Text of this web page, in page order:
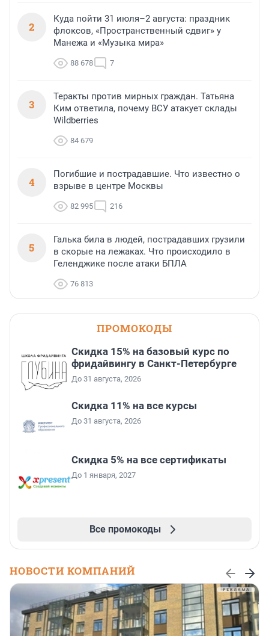
2
Куда пойти 31 июля–2 августа: праздник
флоксов, «Пространственный сдвиг» у
Манежа и «Музыка мира»
88 678 7
3
Теракты против мирных граждан. Татьяна
Ким ответила, почему ВСУ атакует склады
Wildberries
84 679
4
Погибшие и пострадавшие. Что известно о
взрыве в центре Москвы
82 995 216
5
Галька била в людей, пострадавших грузили
в скорые на лежаках. Что происходило в
Геленджике после атаки БПЛА
76 813
ПРОМОКОДЫ
Скидка 15% на базовый курс по
фридайвингу в Санкт-Петербурге
До 31 августа, 2026
Скидка 11% на все курсы
До 31 августа, 2026
Скидка 5% на все сертификаты
До 1 января, 2027
Все промокоды
НОВОСТИ КОМПАНИЙ